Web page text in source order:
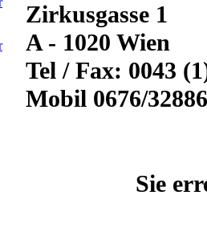
Zirkusgasse 1
A - 1020 Wien
Tel / Fax: 0043
Mobil 0676/
Sie